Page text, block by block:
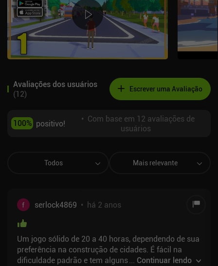
Avaliações dos usuários
(12) Escrever uma Avaliação
100% positivo! • Com base em 12 avaliações de
usuários
Todos Mais relevante
serlock4869 • há 2 anos
Um jogo sólido de 20 a 40 horas, dependendo de sua
preferência na construção de cidades. É fácil na
dificuldade padrão e tem alguns atalhos para
... Continuar lendo